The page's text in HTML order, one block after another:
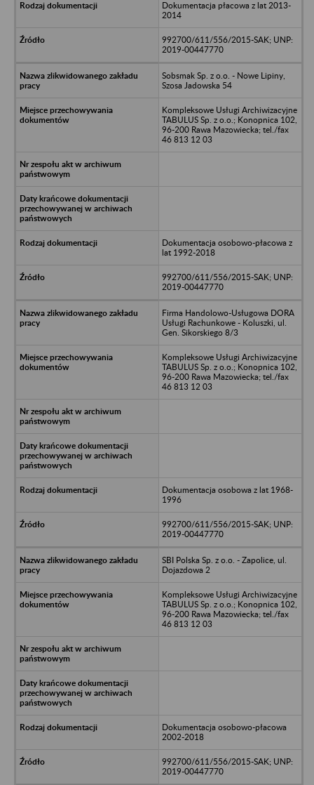
Dokumentacja płacowa z lat 2013-
2014
992700/611/556/2015-SAK; UNP:
2019-00447770
Sobsmak Sp. z o.o. - Nowe Lipiny,
Szosa Jadowska 54
Kompleksowe Usługi Archiwizacyjne
TABULUS Sp. z o.o.; Konopnica 102,
96-200 Rawa Mazowiecka; tel./fax
46 813 12 03
Dokumentacja osobowo-płacowa z
lat 1992-2018
992700/611/556/2015-SAK; UNP:
2019-00447770
Firma Handolowo-Usługowa DORA
Usługi Rachunkowe - Koluszki, ul.
Gen. Sikorskiego 8/3
Kompleksowe Usługi Archiwizacyjne
TABULUS Sp. z o.o.; Konopnica 102,
96-200 Rawa Mazowiecka; tel./fax
46 813 12 03
Dokumentacja osobowa z lat 1968-
1996
992700/611/556/2015-SAK; UNP:
2019-00447770
SBI Polska Sp. z o.o. - Zapolice, ul.
Dojazdowa 2
Kompleksowe Usługi Archiwizacyjne
TABULUS Sp. z o.o.; Konopnica 102,
96-200 Rawa Mazowiecka; tel./fax
46 813 12 03
Dokumentacja osobowo-płacowa
2002-2018
992700/611/556/2015-SAK; UNP:
2019-00447770